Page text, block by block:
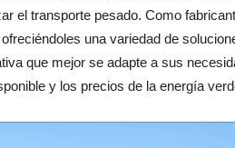
el transporte pesado. Como
una variedad de
que mejor se adapte a sus
y los precios de la energía